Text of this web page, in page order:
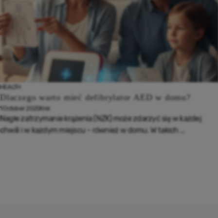
HEALTH
Dlaczego warto mieć defibrylator AED w domu?
1 October 2025Krei
Nagłe zatrzymanie krążenia (NZK) może zdarzyć się w każdej
chwili i w każdym miejscu – również w domu. W takich ...